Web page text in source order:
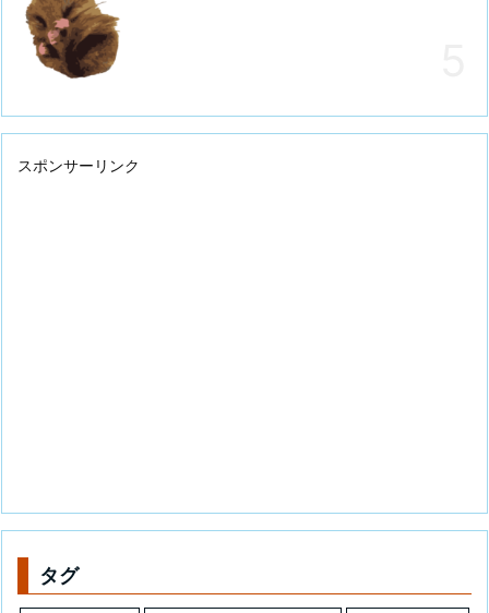
スポンサーリンク
タグ